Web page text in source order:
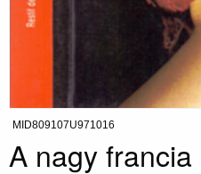
MID809107U971016
A nagy